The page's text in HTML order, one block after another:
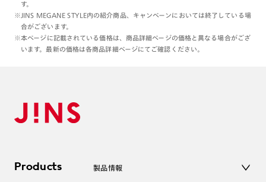
す。
※JINS MEGANE STYLE内の紹介商品、キャンペーンにおいては終了している場
合がございます。
※本ページに記載されている価格は、商品詳細ページの価格と異なる場合がござ
います。最新の価格は各商品詳細ページにてご確認ください。
Products 製品情報